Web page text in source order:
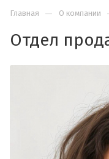
Главная — О компании
Отдел